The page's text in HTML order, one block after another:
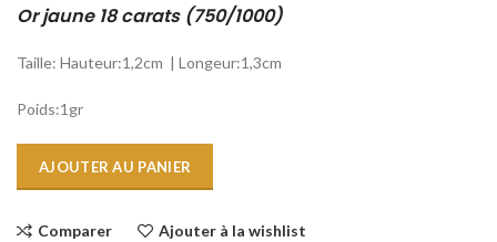
Or jaune 18 carats (750/1000)
Taille: Hauteur:1,2cm | Longeur:1,3cm
Poids:1gr
AJOUTER AU PANIER
Comparer Ajouter à la wishlist